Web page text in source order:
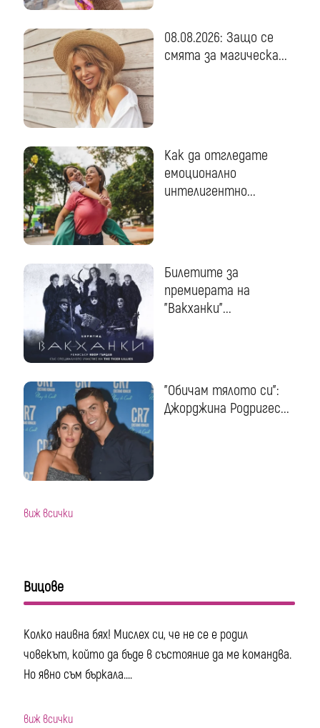
08.08.2026: Защо се
смята за магическа...
Как да отгледате
емоционално
интелигентно...
Билетите за
премиерата на
"Вакханки"...
"Обичам тялото си":
Джорджина Родригес...
виж всички
Вицове
Колко наивна бях! Мислех си, че не се е родил
човекът, който да бъде в състояние да ме командва.
Но явно съм бъркала....
виж всички